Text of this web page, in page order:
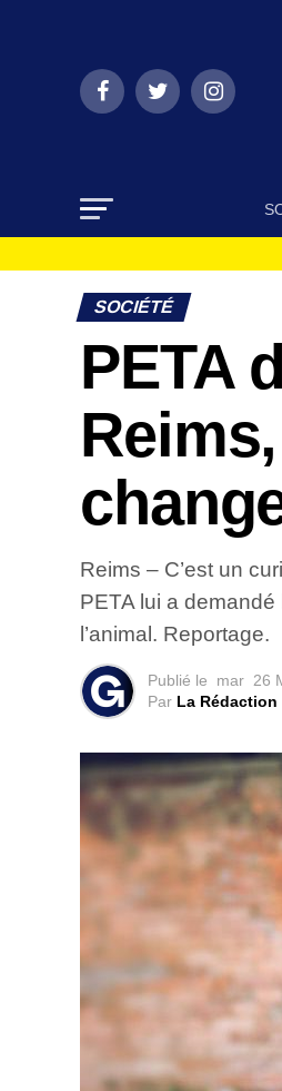
SOCIÉTÉ
PETA
Reims – C’est un
PETA lui a
l’animal. Reportage.
Publié le mar 26
Par La Rédaction